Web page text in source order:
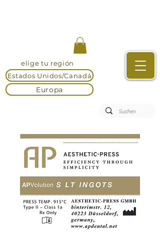
elige tu región
Estados Unidos/Canadá
Europa